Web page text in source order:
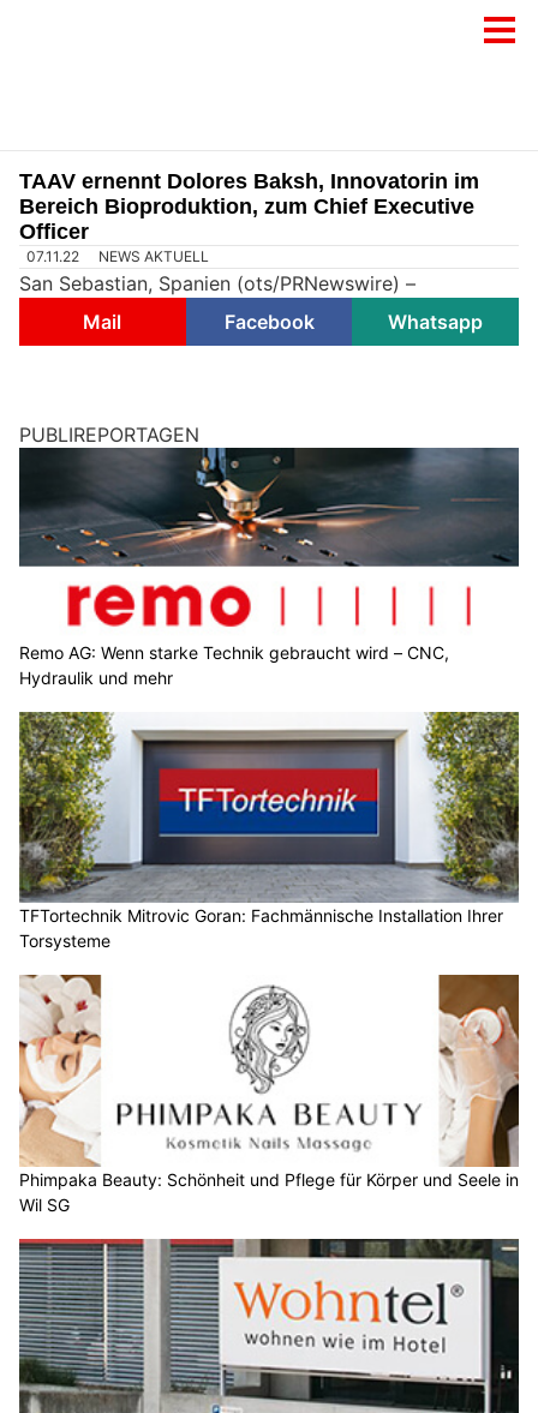
TAAV ernennt Dolores Baksh, Innovatorin im
Bereich Bioproduktion, zum Chief Executive
Officer
07.11.22 NEWS AKTUELL
San Sebastian, Spanien (ots/PRNewswire) –
Mail
Facebook Whatsapp
PUBLIREPORTAGEN
Remo AG: Wenn starke Technik gebraucht wird – CNC,
Hydraulik und mehr
TFTortechnik Mitrovic Goran: Fachmännische Installation Ihrer
Torsysteme
Phimpaka Beauty: Schönheit und Pflege für Körper und Seele in
Wil SG